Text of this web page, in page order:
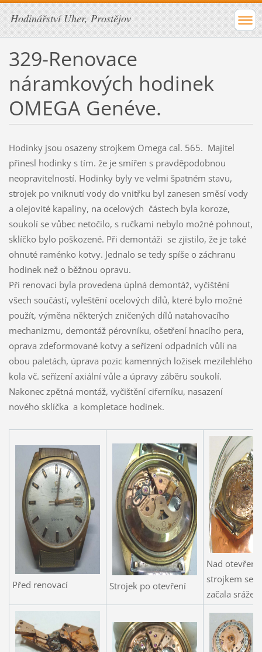
Hodinářství Uher, Prostějov
329-Renovace
náramkových hodinek
OMEGA Genéve.
Hodinky jsou osazeny strojkem Omega cal. 565. Majitel
přinesl hodinky s tím. že je smířen s pravděpodobnou
neopravitelností. Hodinky byly ve velmi špatném stavu,
strojek po vniknutí vody do vnitřku byl zanesen směsí vody
a olejovité kapaliny, na ocelových částech byla koroze,
soukolí se vůbec netočilo, s ručkami nebylo možné pohnout,
sklíčko bylo poškozené. Při demontáži se zjistilo, že je také
ohnuté raménko kotvy. Jednalo se tedy spíše o záchranu
hodinek než o běžnou opravu.
Při renovaci byla provedena úplná demontáž, vyčištění
všech součástí, vyleštění ocelových dílů, které bylo možné
použít, výměna některých zničených dílů natahovacího
mechanizmu, demontáž pérovníku, ošetření hnacího pera,
oprava zdeformované kotvy a seřízení odpadních vůlí na
obou paletách, úprava pozic kamenných ložisek mezilehlého
kola vč. seřízení axiální vůle a úpravy záběru soukolí.
Nakonec zpětná montáž, vyčištění ciferníku, nasazení
nového sklíčka a kompletace hodinek.
Před renovací Strojek po otevření
Nad
strojkem se
začala srážet